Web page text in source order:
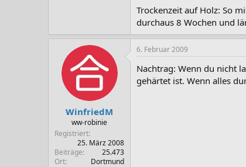
Trockenzeit auf Holz: So
durchaus 8 Wochen und
WinfriedM
ww-robinie
Registriert
25. März 2008
Beiträge
25.473
Ort
Dortmund
6. Februar 2009
Nachtrag: Wenn du nicht
gehärtet ist. Wenn alles